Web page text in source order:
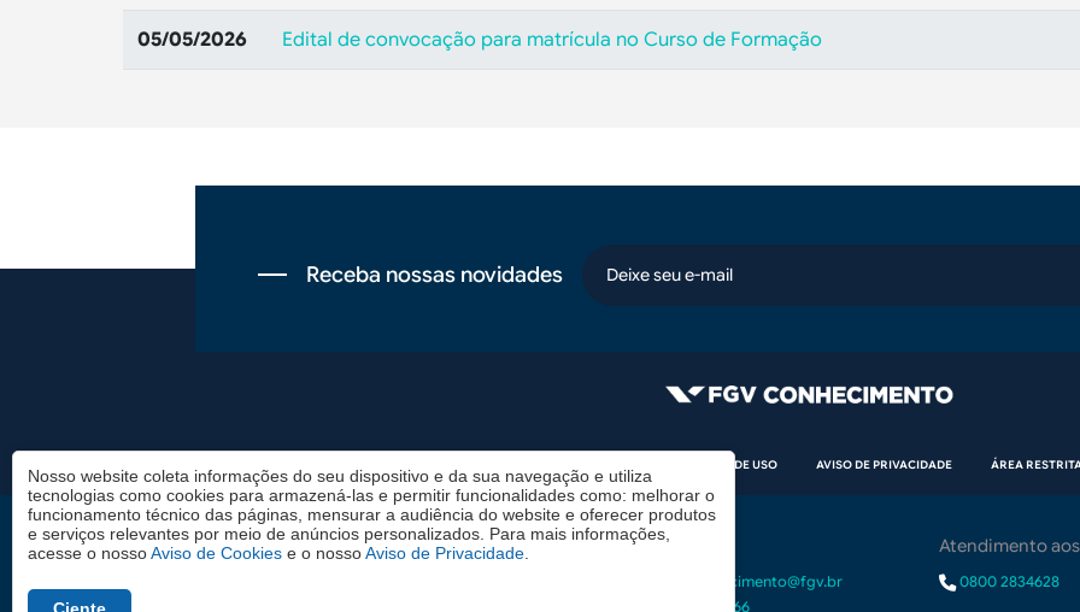
05/05/2026 Edital de convocação para matrícula no Curso de Formação
Receba nossas novidades email
Rodapé TERMOS DE USO AVISO DE PRIVACIDADE ÁREA
Rio de Janeiro São Paulo Contrate-nos
demanda.conhecimento@fgv.br
+ 55 (21) 3799-6066
Atendimento
0800 2834628
Nosso website coleta informações do seu dispositivo e da sua navegação e utiliza
tecnologias como cookies para armazená-las e permitir funcionalidades como: melhorar o
funcionamento técnico das páginas, mensurar a audiência do website e oferecer produtos
e serviços relevantes por meio de anúncios personalizados. Para mais informações,
acesse o nossoAviso de Cookies e o nossoAviso de Privacidade
Ciente